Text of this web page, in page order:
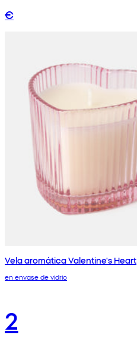
€
Vela aromática Valentine's Heart
en envase de vidrio
2